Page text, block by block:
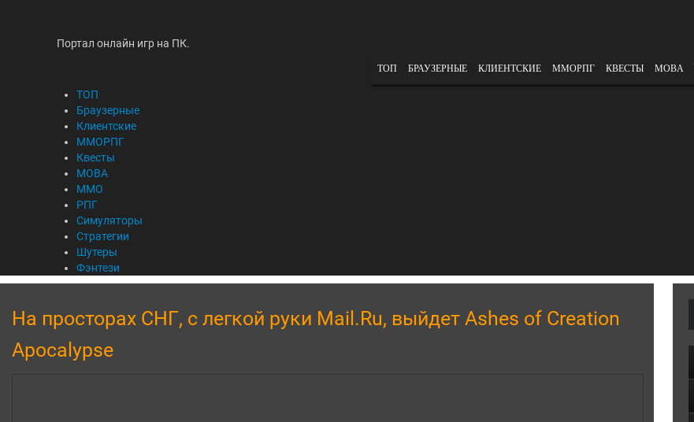
Портал онлайн игр на ПК.
ТОП БРАУЗЕРНЫЕ КЛИЕНТСКИЕ ММОРПГ КВЕСТЫ MOBA
ТОП
Браузерные
Клиентские
ММОРПГ
Квесты
MOBA
ММО
РПГ
Симуляторы
Стратегии
Шутеры
Фэнтези
На просторах СНГ, с легкой руки Mail.Ru, выйдет Ashes of Creation
Apocalypse